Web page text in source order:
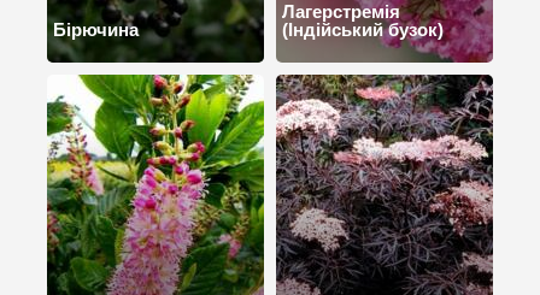
Бірючина
Лагерстремія
(Індійський бузок)